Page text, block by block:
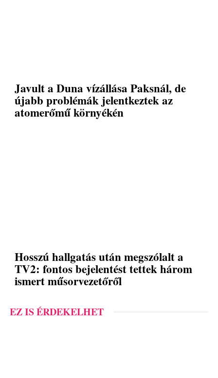
Javult a Duna vízállása Paksnál, de
újabb problémák jelentkeztek az
atomerőmű környékén
Hosszú hallgatás után megszólalt a
TV2: fontos bejelentést tettek három
ismert műsorvezetőről
EZ IS ÉRDEKELHET